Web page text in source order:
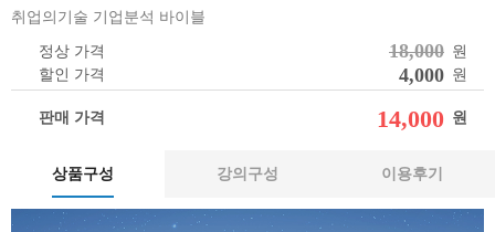
취업의기술 기업분석 바이블
정상 가격
18,000 원
할인 가격
4,000 원
판매 가격 14,000 원
상품구성 강의구성 이용후기